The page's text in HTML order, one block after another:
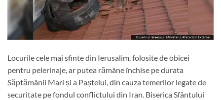
Locurile cele mai sfinte din Ierusalim, folosite de obicei
pentru pelerinaje, ar putea rămâne închise pe durata
Săptămânii Mari și a Paștelui, din cauza temerilor legate de
securitate pe fondul conflictului din Iran. Biserica Sfântului